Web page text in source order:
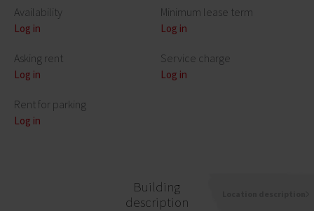
Availability
Log in
Asking rent
Log in
Rent for parking
Log in
Minimum lease term
Log in
Service charge
Log in
Building
description